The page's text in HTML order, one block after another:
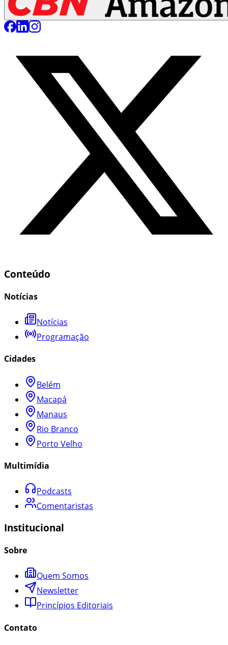
Conteúdo
Notícias
Notícias
Programação
Cidades
Belém
Macapá
Manaus
Rio Branco
Porto Velho
Multimídia
Podcasts
Comentaristas
Institucional
Sobre
Quem Somos
Newsletter
Princípios Editoriais
Contato